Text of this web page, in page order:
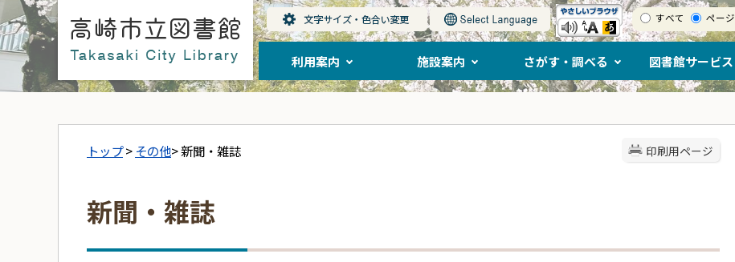
すべて ページ
利用案内 施設案内 さがす・調べる 図書館サービス
印刷用ページ
トップ> その他> 新聞・雑誌
新聞・雑誌